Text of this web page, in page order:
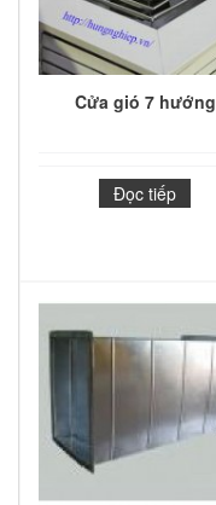
Cửa gió 7 hướng
Đọc tiếp